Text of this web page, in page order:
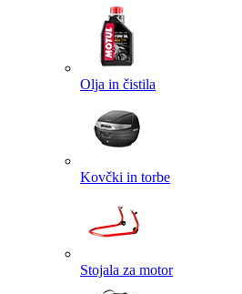
Olja in čistila
Kovčki in torbe
Stojala za motor